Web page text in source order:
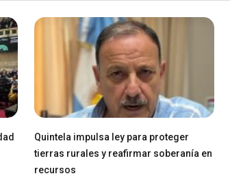
Quintela impulsa ley para proteger
tierras rurales y reafirmar soberanía en
recursos